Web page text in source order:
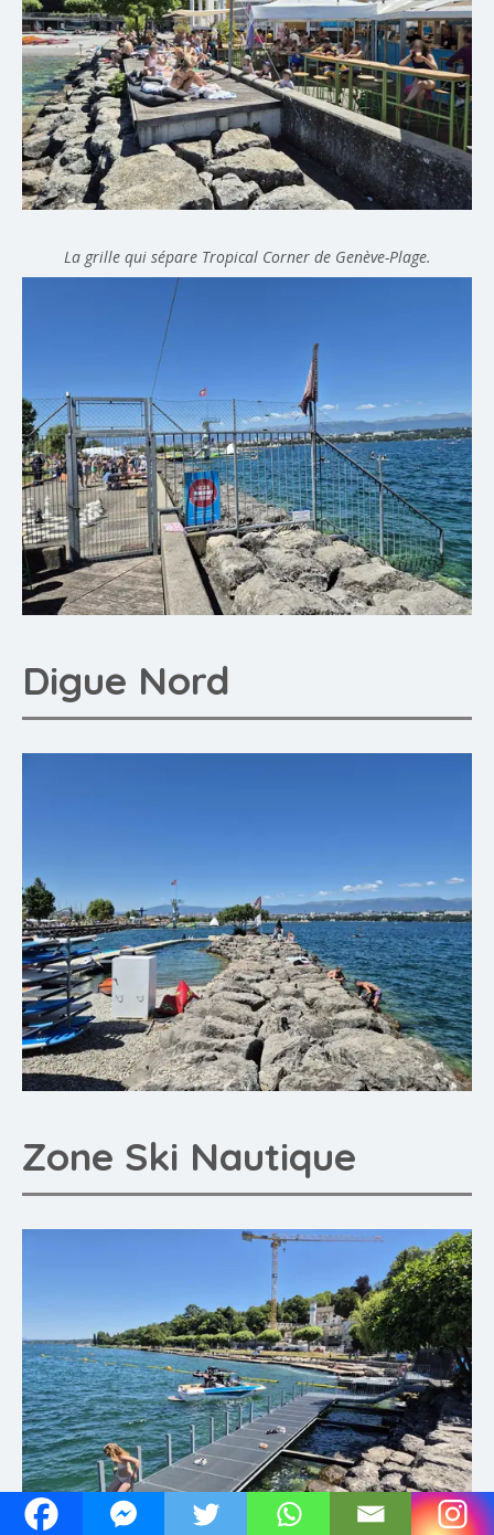
La grille qui sépare Tropical Corner de Genève-Plage.
Digue Nord
Zone Ski Nautique